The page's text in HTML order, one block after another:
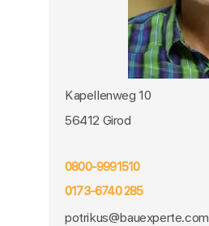
Kapellenweg 10
56412 Girod
0800-9991510
0173-6740 285
potrikus@bauexperte.com